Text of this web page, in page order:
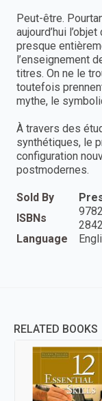
Peut-être.
aujourd’hui
presque
l’enseignement
titres. On ne le
toutefois
mythe, le
À travers des
synthétiques, le
configuration
postmodernes.
Sold By
ISBNs
Language
RELATED BOOKS